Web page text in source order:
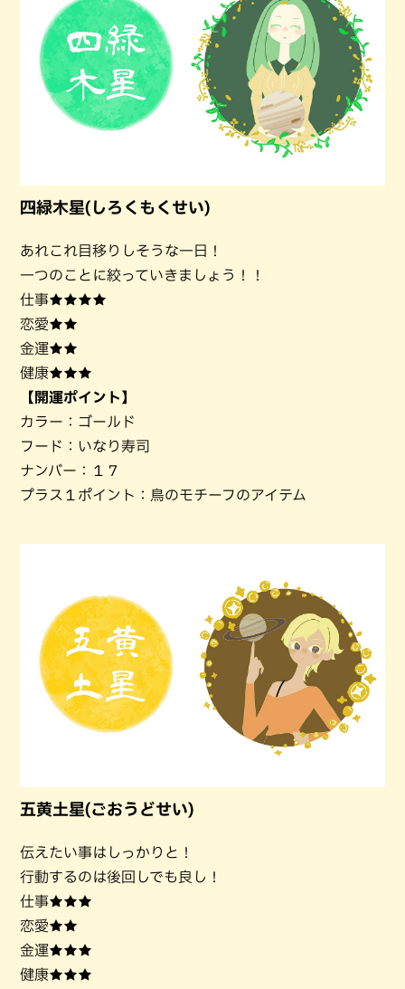
四緑木星(しろくもくせい)
あれこれ目移りしそうな一日！
一つのことに絞っていきましょう！！
仕事★★★★
恋愛★★
金運★★
健康★★★
【開運ポイント】
カラー：ゴールド
フード：いなり寿司
ナンバー：１７
プラス１ポイント：鳥のモチーフのアイテム
五黄土星(ごおうどせい)
伝えたい事はしっかりと！
行動するのは後回しでも良し！
仕事★★★
恋愛★★
金運★★★
健康★★★